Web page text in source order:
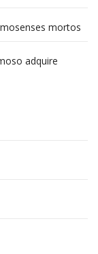
mortos
são
adquire